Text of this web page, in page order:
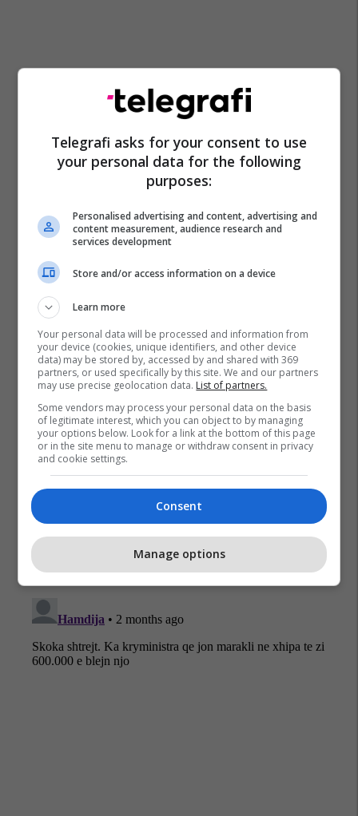
Gjilani Lokale Albin Kurti
Telegrafi asks for your consent to use
your personal data for the following
purposes:
Personalised advertising and content, advertising and
content measurement, audience research and
services development
Store and/or access information on a device
Learn more
Your personal data will be processed and information from
your device (cookies, unique identifiers, and other device
data) may be stored by, accessed by and shared with 369
partners, or used specifically by this site. We and our partners
may use precise geolocation data. List of partners.
Some vendors may process your personal data on the basis
of legitimate interest, which you can object to by managing
your options below. Look for a link at the bottom of this page
or in the site menu to manage or withdraw consent in privacy
and cookie settings.
Consent
Manage options